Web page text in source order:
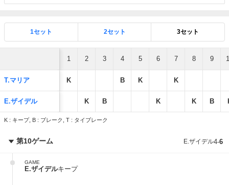
1セット 2セット 3セット
1 2 3 4 5 6 7 8 9
T.マリア K B K K
E.ザイデル K B K K B
K : キープ, B : ブレーク, T : タイブレーク
第10ゲーム E.ザイデル4-6
GAME
E.ザイデルキープ